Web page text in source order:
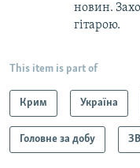
новин.
гітарою.
This item is part of
Крим Україна
Головне за добу